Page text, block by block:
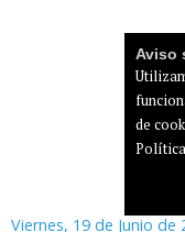
Viernes, 19 de Junio de
Aviso
de